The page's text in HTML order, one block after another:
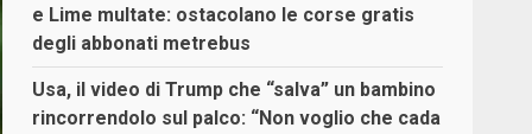
e Lime multate: ostacolano le corse gratis
degli abbonati metrebus
Usa, il video di Trump che “salva” un bambino
rincorrendolo sul palco: “Non voglio che cada